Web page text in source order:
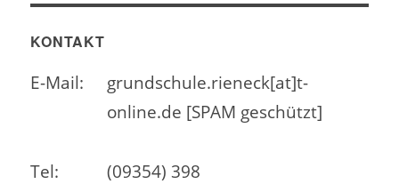
KONTAKT
E-Mail:
grundschule.rieneck[at]t-
online.de [SPAM geschützt]
Tel:
(09354) 398